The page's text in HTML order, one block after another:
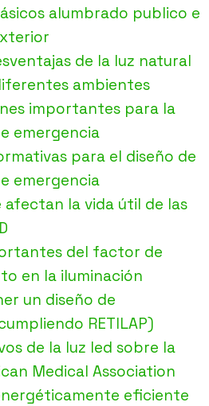
alumbrado publico e
de la luz natural
ambientes
importantes para la
emergencia
para el diseño de
emergencia
afectan la vida útil de las
del factor de
en la iluminación
un diseño de
RETILAP)
de la luz led sobre la
Medical Association
eficiente